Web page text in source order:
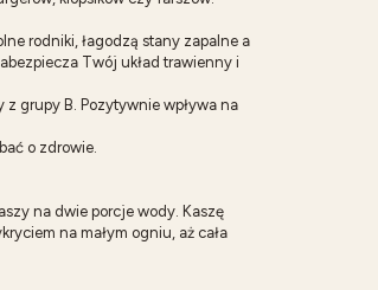
rodniki, łagodzą stany zapalne a
Twój układ trawienny i
grupy B. Pozytywnie wpływa na
o zdrowie.
na dwie porcje wody. Kaszę
na małym ogniu, aż cała